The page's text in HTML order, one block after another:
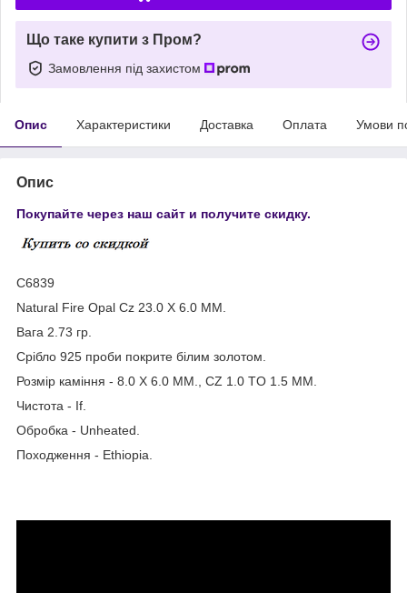
Що таке купити з Пром?
Замовлення під захистом
Опис Характеристики Доставка Оплата Умови
Опис
Покупайте через наш сайт и получите скидку.
С6839
Natural Fire Opal Cz 23.0 X 6.0 MM.
Вага 2.73 гр.
Срібло 925 проби покрите білим золотом.
Розмір каміння - 8.0 X 6.0 MM., CZ 1.0 TO 1.5 MM.
Чистота - If.
Обробка - Unheated.
Походження - Ethiopia.